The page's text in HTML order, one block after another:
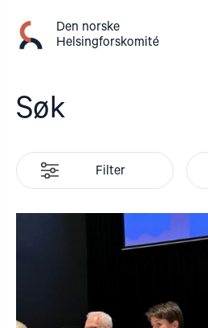
innhold
Den norske
Helsingforskomité
Søk
Filter
article
til
«People